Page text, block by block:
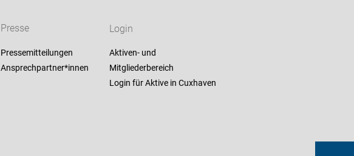
Presse
Pressemitteilungen
Ansprechpartner*innen
Login
Aktiven- und
Mitgliederbereich
Login für Aktive in Cuxhaven